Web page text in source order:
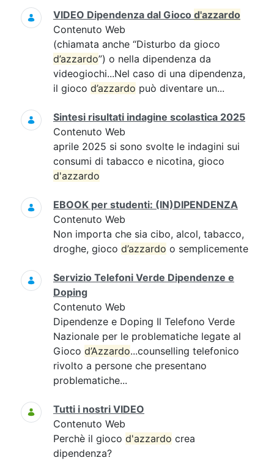
Ricerca
VIDEO Dipendenza dal Gioco d'azzardo
Contenuto Web
(chiamata anche “Disturbo da gioco
d’azzardo”) o nella dipendenza da
videogiochi...Nel caso di una dipendenza,
il gioco d’azzardo può diventare un...
Sintesi risultati indagine scolastica 2025
Contenuto Web
aprile 2025 si sono svolte le indagini sui
consumi di tabacco e nicotina, gioco
d'azzardo
EBOOK per studenti: (IN)DIPENDENZA
Contenuto Web
Non importa che sia cibo, alcol, tabacco,
droghe, gioco d’azzardo o semplicemente
Servizio Telefoni Verde Dipendenze e
Doping
Contenuto Web
Dipendenze e Doping Il Telefono Verde
Nazionale per le problematiche legate al
Gioco d’Azzardo...counselling telefonico
rivolto a persone che presentano
problematiche...
Tutti i nostri VIDEO
Contenuto Web
Perchè il gioco d'azzardo crea
dipendenza?